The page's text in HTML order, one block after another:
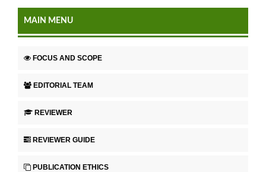
MAIN MENU
FOCUS AND SCOPE
EDITORIAL TEAM
REVIEWER
REVIEWER GUIDE
PUBLICATION ETHICS